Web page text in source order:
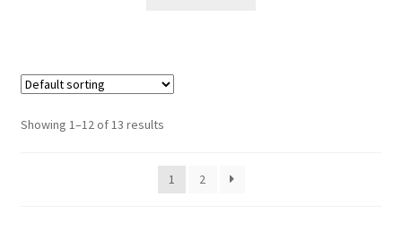
Showing 1–12 of 13 results
1 2